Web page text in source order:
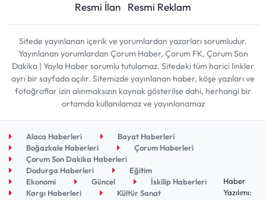
Resmi İlan
Resmi Reklam
Sitede yayınlanan içerik ve yorumlardan yazarları sorumludur.
Yayınlanan yorumlardan Çorum Haber, Çorum FK, Çorum Son
Dakika | Yayla Haber sorumlu tutulamaz. Sitedeki tüm harici linkler
ayrı bir sayfada açılır. Sitemizde yayınlanan haber, köşe yazıları ve
fotoğraflar izin alınmaksızın kaynak gösterilse dahi, herhangi bir
ortamda kullanılamaz ve yayınlanamaz
Alaca Haberleri
Bayat Haberleri
Boğazkale Haberleri
Çorum Haberleri
Çorum Son Dakika Haberleri
Dodurga Haberleri
Eğitim
Ekonomi
Güncel
İskilip Haberleri
Kargı Haberleri
Kültür Sanat
Haber
Yazılımı: